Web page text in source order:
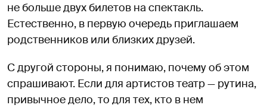
не больше двух билетов на спектакль.
Естественно, в первую очередь приглашаем
родственников или близких друзей.
С другой стороны, я понимаю, почему об этом
спрашивают. Если для артистов театр — рутина,
привычное дело, то для тех, кто в нем